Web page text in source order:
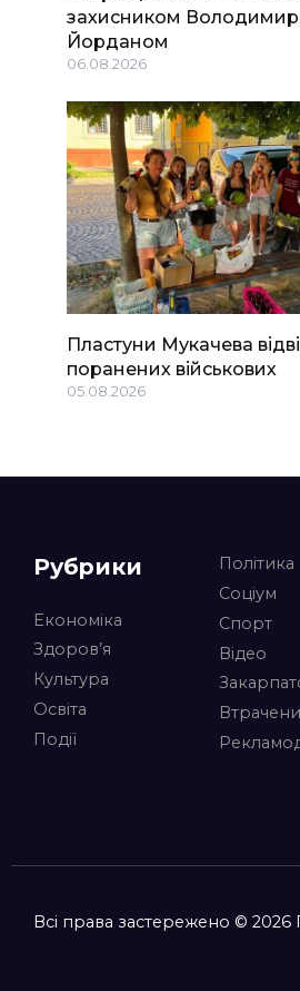
захисником
Йорданом
06.08.2026
Пластуни Мукачева
поранених військових
05.08.2026
Рубрики
Економіка
Здоров’я
Культура
Освіта
Події
Політика
Соціум
Спорт
Відео
Всі права застережено © 2026